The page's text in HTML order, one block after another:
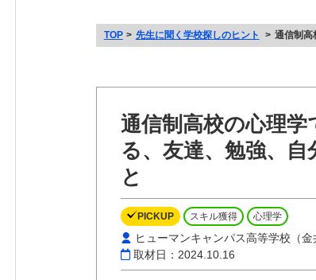
TOP 先生に聞く学校探しのヒント 通信制高
通信制高校の心理学
る、友達、勉強、自
と
PICKUP スキル獲得 心理学
ヒューマンキャンパス高等学校（
取材日：2024.10.16